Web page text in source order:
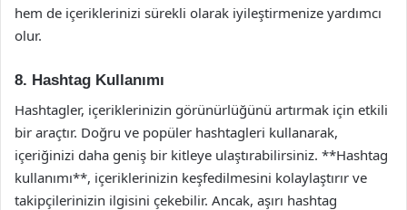
hem de içeriklerinizi sürekli olarak iyileştirmenize yardımcı
olur.
8. Hashtag Kullanımı
Hashtagler, içeriklerinizin görünürlüğünü artırmak için etkili
bir araçtır. Doğru ve popüler hashtagleri kullanarak,
içeriğinizi daha geniş bir kitleye ulaştırabilirsiniz. **Hashtag
kullanımı**, içeriklerinizin keşfedilmesini kolaylaştırır ve
takipçilerinizin ilgisini çekebilir. Ancak, aşırı hashtag